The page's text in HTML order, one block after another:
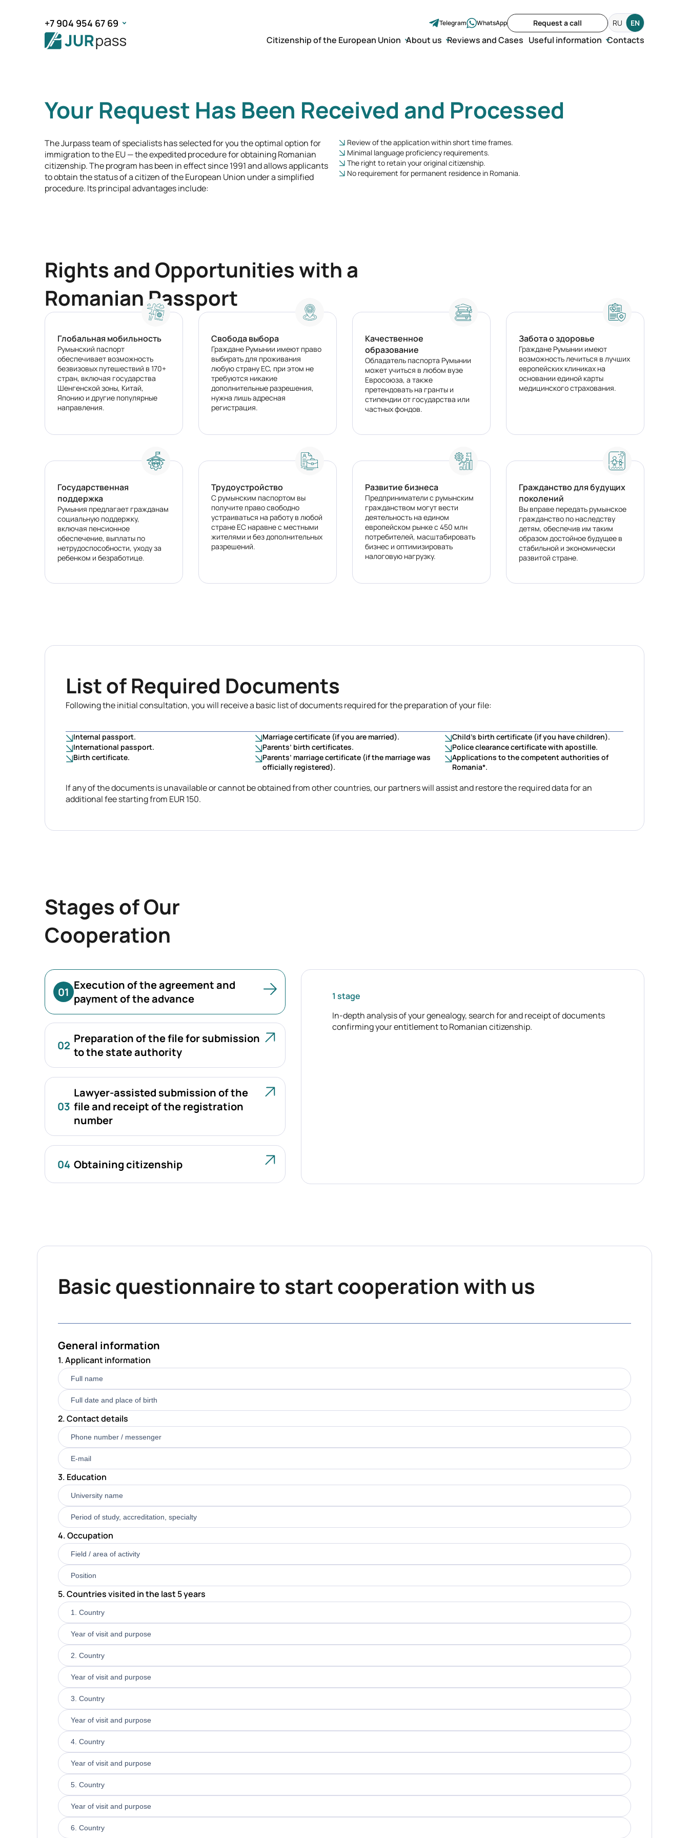
+7 904 954 67 69 Telegram WhatsApp Request a call RU EN
Citizenship of the European Union About us Reviews and Cases Useful information Contacts
Your Request Has Been Received and Processed
The Jurpass team of specialists has selected for you the optimal option for
immigration to the EU — the expedited procedure for obtaining Romanian
citizenship. The program has been in effect since 1991 and allows applicants
to obtain the status of a citizen of the European Union under a simplified
procedure. Its principal advantages include:
Review of the application within short time frames.
Minimal language proficiency requirements.
The right to retain your original citizenship.
No requirement for permanent residence in Romania.
Rights and Opportunities with a
Romanian Passport
Глобальная мобильность
Румынский паспорт
обеспечивает возможность
безвизовых путешествий в 170+
стран, включая государства
Шенгенской зоны, Китай,
Японию и другие популярные
направления.
Свобода выбора
Граждане Румынии имеют право
выбирать для проживания
любую страну ЕС, при этом не
требуются никакие
дополнительные разрешения,
нужна лишь адресная
регистрация.
Качественное
образование
Обладатель паспорта Румынии
может учиться в любом вузе
Евросоюза, а также
претендовать на гранты и
стипендии от государства или
частных фондов.
Забота о здоровье
Граждане Румынии имеют
возможность лечиться в лучших
европейских клиниках на
основании единой карты
медицинского страхования.
Государственная
поддержка
Румыния предлагает гражданам
социальную поддержку,
включая пенсионное
обеспечение, выплаты по
нетрудоспособности, уходу за
ребенком и безработице.
Трудоустройство
С румынским паспортом вы
получите право свободно
устраиваться на работу в любой
стране ЕС наравне с местными
жителями и без дополнительных
разрешений.
Развитие бизнеса
Предприниматели с румынским
гражданством могут вести
деятельность на едином
европейском рынке с 450 млн
потребителей, масштабировать
бизнес и оптимизировать
налоговую нагрузку.
Гражданство для будущих
поколений
Вы вправе передать румынское
гражданство по наследству
детям, обеспечив им таким
образом достойное будущее в
стабильной и экономически
развитой стране.
List of Required Documents
Following the initial consultation, you will receive a basic list of documents required for the preparation of your file:
Internal passport.
International passport.
Birth certificate.
Marriage certificate (if you are married).
Parents’ birth certificates.
Parents’ marriage certificate (if the marriage was
officially registered).
Child’s birth certificate (if you have children).
Police clearance certificate with apostille.
Applications to the competent authorities of
Romania*.
If any of the documents is unavailable or cannot be obtained from other countries, our partners will assist and restore the required data for an
additional fee starting from EUR 150.
Stages of Our
Cooperation
01 Execution of the agreement and
payment of the advance
1 stage
In-depth analysis of your genealogy, search for and receipt of documents
confirming your entitlement to Romanian citizenship.
02 Preparation of the file for submission
to the state authority
03
Lawyer-assisted submission of the
file and receipt of the registration
number
04 Obtaining citizenship
Basic questionnaire to start cooperation with us
General information
1. Applicant information
2. Contact details
3. Education
4. Occupation
5. Countries visited in the last 5 years